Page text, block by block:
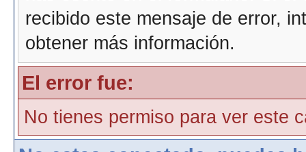
recibido este mensaje de error,
obtener más información.
El error fue:
No tienes permiso para ver este